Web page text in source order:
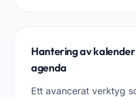
Hantering av
agenda
Ett avancerat verktyg